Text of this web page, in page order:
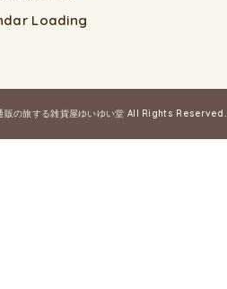
Loading
販の旅する雑貨屋ゆいゆい堂 All Rights Reserved.